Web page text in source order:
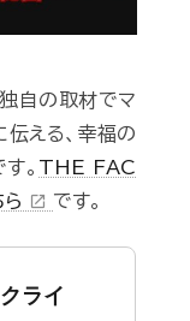
独自の取材でマ
伝える、幸福の
。 THE FAC
ら open_in_new です。
ライ